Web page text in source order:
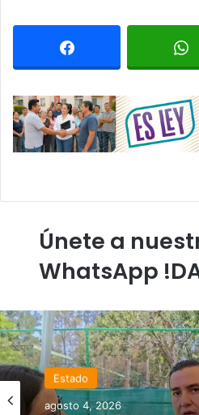
Únete a
WhatsApp
Estado
agosto 4, 2026